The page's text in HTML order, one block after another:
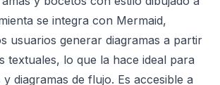
se integra con Mermaid,
usuarios generar diagramas a partir
textuales, lo que la hace ideal para
diagramas de flujo. Es accesible a